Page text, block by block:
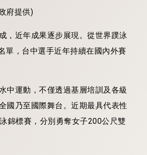
府提供)
，近年成果逐步展現。從世界蹼泳
單，台中選手近年持續在國內外賽
中運動，不僅透過基層培訓及各級
國乃至國際舞台。近期最具代表性
錦標賽，分別勇奪女子200公尺雙